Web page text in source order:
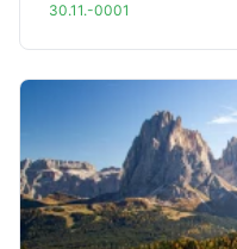
30.11.-0001